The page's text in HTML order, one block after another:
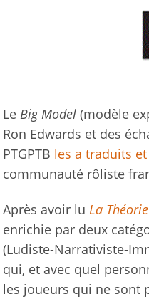
Le Big Model (modèle
Ron Edwards et des
PTGPTB les a traduits
communauté rôliste
Après avoir lu La
enrichie par deux
(Ludiste-Narrativiste-
qui, et avec quel
les joueurs qui ne sont